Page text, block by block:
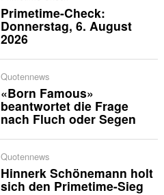
Primetime-Check:
Donnerstag, 6. August
2026
Quotennews
«Born Famous»
beantwortet die Frage
nach Fluch oder Segen
Quotennews
Hinnerk Schönemann holt
sich den Primetime-Sieg